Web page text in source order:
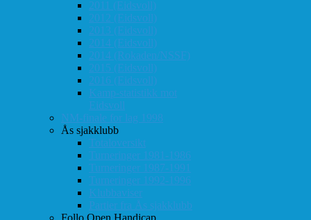
2011 (Eidsvoll)
2012 (Eidsvoll)
2013 (Eidsvoll)
2014 (Eidsvoll)
2014 (Rokaden/NSSF)
2015 (Eidsvoll)
2016 (Eidsvoll)
Kamp-statistikk mot
Eidsvoll
NM-finale for lag 1998
Ås sjakklubb
Totaloversikt
Turneringer 1981-1986
Turneringer 1987-1991
Turneringer 1992-1996
Klubbaviser
Partier fra Ås sjakklubb
Follo Open Handicap